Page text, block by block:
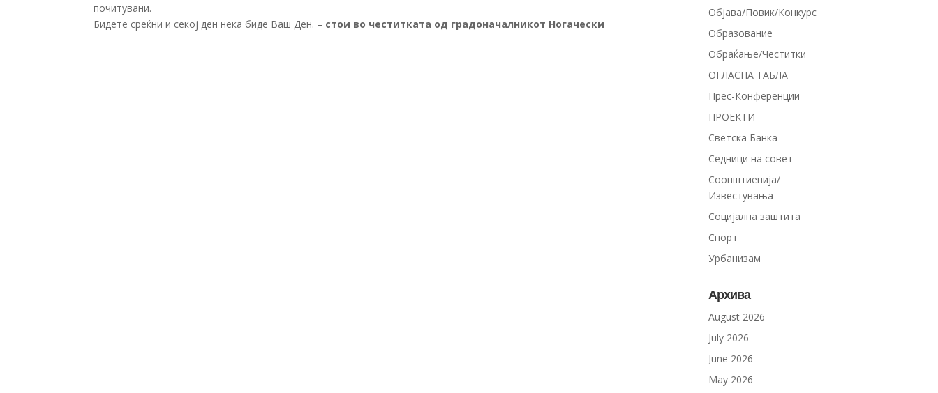
почитувани.
Бидете среќни и секој ден нека биде Ваш Ден. – стои во честитката од градоначалникот Ногачески
Објава/Повик/Конкурс
Образование
Обраќање/Честитки
ОГЛАСНА ТАБЛА
Прес-Конференции
ПРОЕКТИ
Светска Банка
Седници на совет
Соопштиенија/
Известувања
Социјална заштита
Спорт
Урбанизам
Архива
August 2026
July 2026
June 2026
May 2026